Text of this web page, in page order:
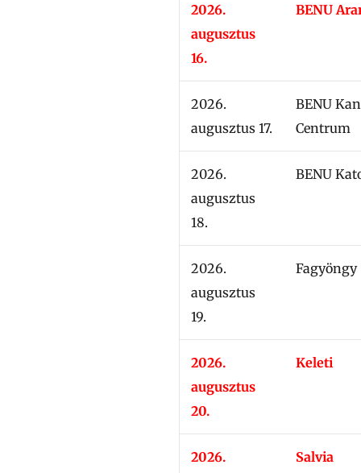
2026.
augusztus
16.
BENU
2026.
augusztus 17.
BENU
Centrum
2026.
augusztus
18.
BENU
2026.
augusztus
19.
Fagyöngy
2026.
augusztus
20.
Keleti
2026.
Salvia